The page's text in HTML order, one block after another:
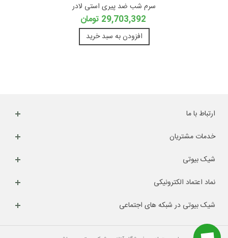
سرم شب ضد پیری استی لادر
29,703,392 تومان
افزودن به سبد خرید
ارتباط با ما
خدمات مشتریان
شیک بیوتی
نماد اعتماد الکترونیکی
شیک بیوتی در شبکه های اجتماعی